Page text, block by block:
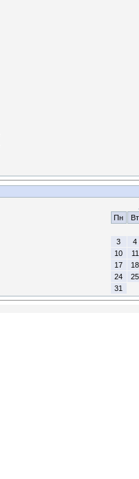
Пн
Вт
3
4
10
11
17
18
24
25
31